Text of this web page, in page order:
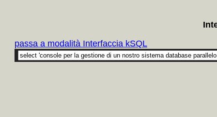
passa a modalità Interfaccia kSQL